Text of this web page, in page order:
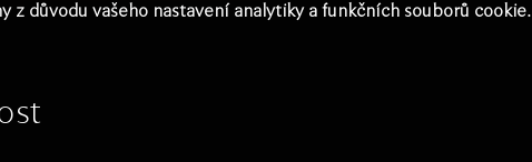
z důvodu vašeho nastavení analytiky a funkčních souborů cookie.